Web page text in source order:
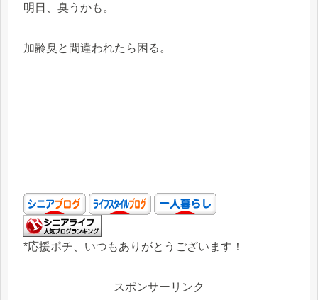
明日、臭うかも。
加齢臭と間違われたら困る。
*応援ポチ、いつもありがとうございます！
スポンサーリンク